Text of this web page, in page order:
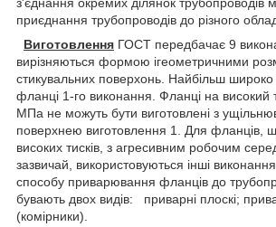
приєднання трубопроводів до різного
Виготовлення ГОСТ передбачає 9
вирізняються формою ігеометричними
стикувальних поверхонь. Найбільш широко
фланці 1-го виконання. Фланці на високий
МПа не можуть бути виготовлені з
поверхнею виготовлення 1. Для фланців,
високих тисків, з агресивним робочим
зазвичай, використовуються інші
способу приварювання фланців до
бувають двох видів: приварні плоскі;
(комірники).